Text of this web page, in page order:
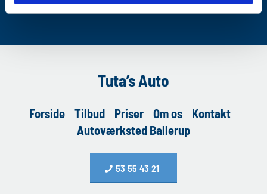
Tuta’s Auto
Forside Tilbud Priser Om os
Kontakt
Autoværksted Ballerup
53 55 43 21